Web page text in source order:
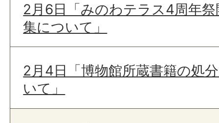
2月6日「みのわテラス4周年
集について」
2月4日「博物館所蔵書籍の処
いて」